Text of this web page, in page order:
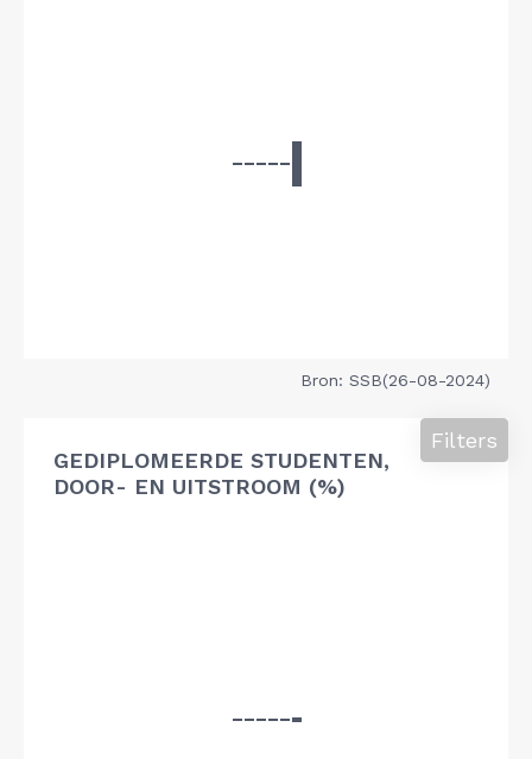
Bron: SSB(26-08-2024)
GEDIPLOMEERDE STUDENTEN,
DOOR- EN UITSTROOM (%)
Filters